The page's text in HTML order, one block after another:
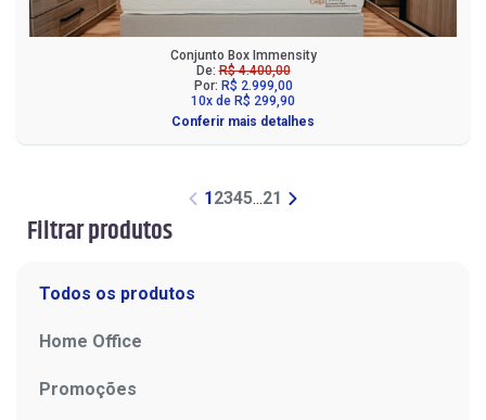
Filtrar produtos
Todos os produtos
Home Office
Promoções
Conjunto Box Immensity
De:R$ 4.400,00
Por: R$ 2.999,00
10x de R$ 299,90
Conferir mais detalhes
1 2345...21